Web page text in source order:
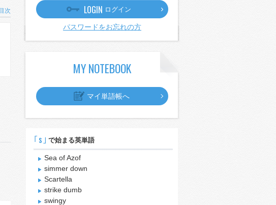
目次 LOGIN ログイン
パスワードをお忘れの方
MY NOTEBOOK
マイ単語帳へ
｢s｣ で始まる英単語
Sea of Azof
simmer down
Scartella
strike dumb
swingy